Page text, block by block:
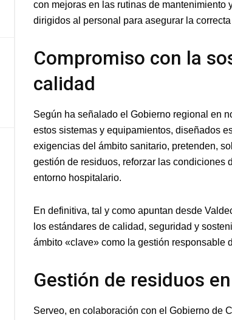
con mejoras en las rutinas de mantenimiento
dirigidos al personal para asegurar la
Compromiso con la
calidad
Según ha señalado el Gobierno regional en
estos sistemas y equipamientos, diseñados
exigencias del ámbito sanitario, pretenden,
gestión de residuos, reforzar las condiciones
entorno hospitalario.
En definitiva, tal y como apuntan desde
los estándares de calidad, seguridad y
ámbito «clave» como la gestión responsable
Gestión de residuos
Serveo, en colaboración con el Gobierno de